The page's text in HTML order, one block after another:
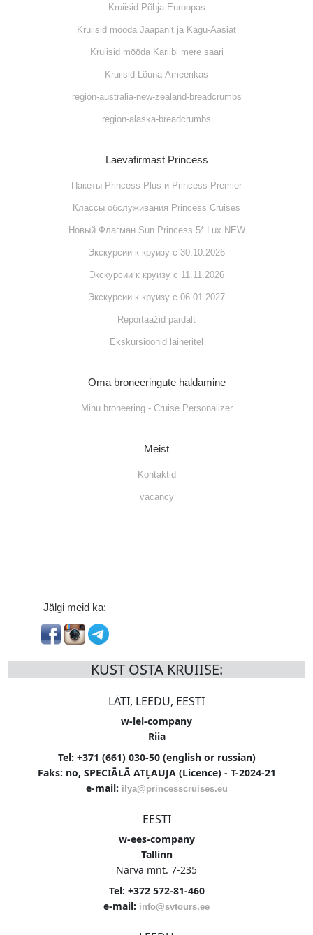
Kruiisid Põhja-Euroopas
Kruiisid mööda Jaapanit ja Kagu-Aasiat
Kruiisid mööda Kariibi mere saari
Kruiisid Lõuna-Ameerikas
region-australia-new-zealand-breadcrumbs
region-alaska-breadcrumbs
Laevafirmast Princess
Пакеты Princess Plus и Princess Premier
Классы обслуживания Princess Cruises
Новый Флагман Sun Princess 5* Lux NEW
Экскурсии к круизу с 30.10.2026
Экскурсии к круизу с 11.11.2026
Экскурсии к круизу с 06.01.2027
Reportaažid pardalt
Ekskursioonid laineritel
Oma broneeringute haldamine
Minu broneering - Cruise Personalizer
Meist
Kontaktid
vacancy
Jälgi meid ka:
KUST OSTA KRUIISE:
LÄTI, LEEDU, EESTI
w-lel-company
Riia
Tel: +371 (661) 030-50 (english or russian)
Faks: no, SPECIĀLĀ ATĻAUJA (Licence) - T-2024-21
e-mail: ilya@princesscruises.eu
EESTI
w-ees-company
Tallinn
Narva mnt. 7-235
Tel: +372 572-81-460
e-mail: info@svtours.ee